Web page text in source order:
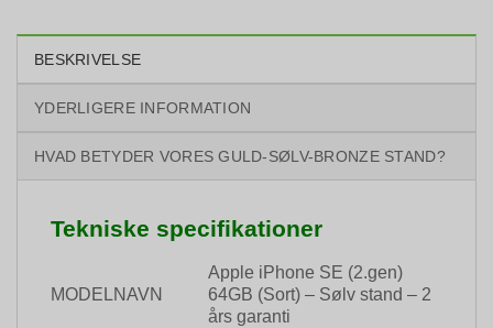
BESKRIVELSE
YDERLIGERE INFORMATION
HVAD BETYDER VORES GULD-SØLV-BRONZE STAND?
Tekniske specifikationer
MODELNAVN
Apple iPhone SE (2.gen)
64GB (Sort) – Sølv stand – 2
års garanti